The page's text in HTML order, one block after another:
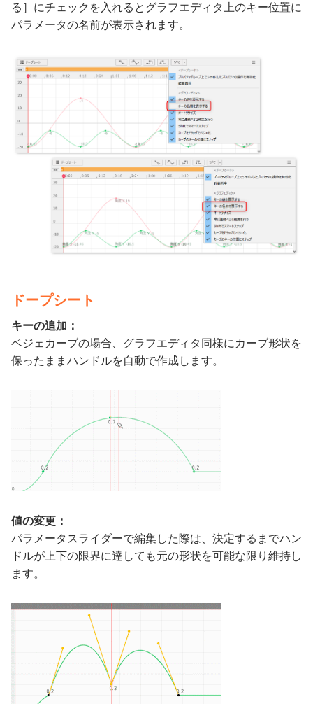
る］にチェックを入れるとグラフエディタ上のキー位置に
パラメータの名前が表示されます。
ドープシート
キーの追加：
ベジェカーブの場合、グラフエディタ同様にカーブ形状を
保ったままハンドルを自動で作成します。
値の変更：
パラメータスライダーで編集した際は、決定するまでハン
ドルが上下の限界に達しても元の形状を可能な限り維持し
ます。